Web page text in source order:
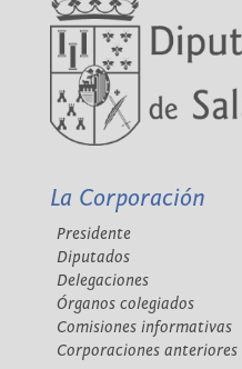
La Corporación
Presidente
Diputados
Delegaciones
Órganos colegiados
Comisiones informativas
Corporaciones anteriores